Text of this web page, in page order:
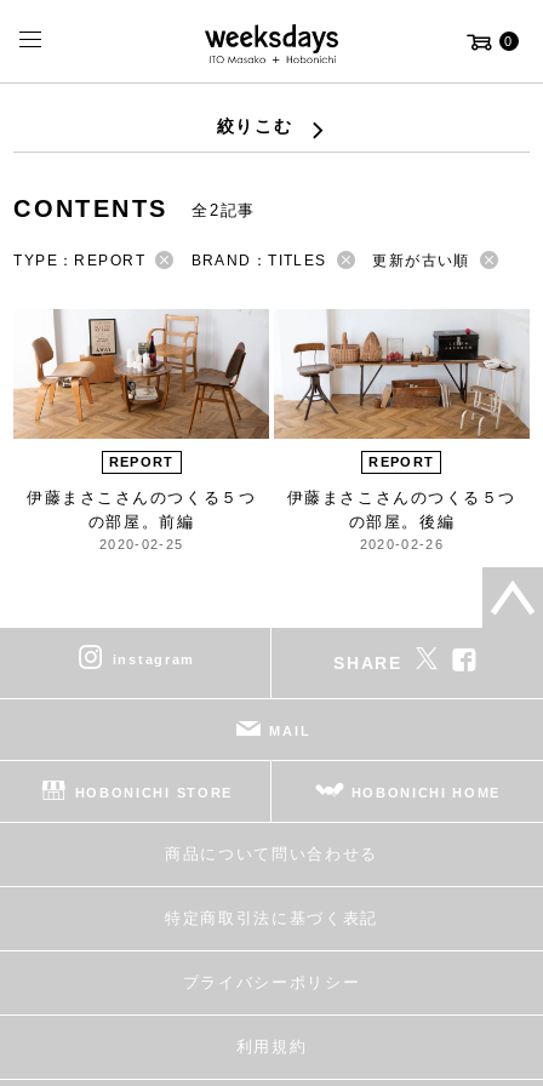
0
絞りこむ
CONTENTS 全2記事
TYPE：REPORT BRAND：TITLES 更新が古い順
REPORT
伊藤まさこさんのつくる ５つ
の部屋。前編
2020-02-25
REPORT
伊藤まさこさんのつくる ５つ
の部屋。後編
2020-02-26
instagram SHARE
MAIL
HOBONICHI STORE HOBONICHI HOME
商品について問い合わせる
特定商取引法に基づく表記
プライバシーポリシー
利用規約